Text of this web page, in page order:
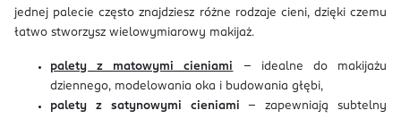
jednej palecie często znajdziesz różne rodzaje cieni, dzięki czemu
łatwo stworzysz wielowymiarowy makijaż.
palety z matowymi cieniami
– idealne do makijażu
dziennego, modelowania oka i budowania głębi,
palety z satynowymi cieniami – zapewniają subtelny